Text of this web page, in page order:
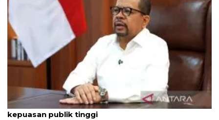
Qodari: Pemerintah tak puas diri meski tingkat
kepuasan publik tinggi